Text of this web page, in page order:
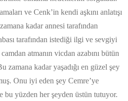
ve Cenk’in kendi aşkını anlatışı
kadar annesi tarafından
tarafından istediği ilgi ve sevgiyi
atmanın vicdan azabını bütün
zamana kadar yaşadığı en güzel şey
Onu iyi eden şey Cemre’ye
bu yüzden her şeyden üstün tutuyor.